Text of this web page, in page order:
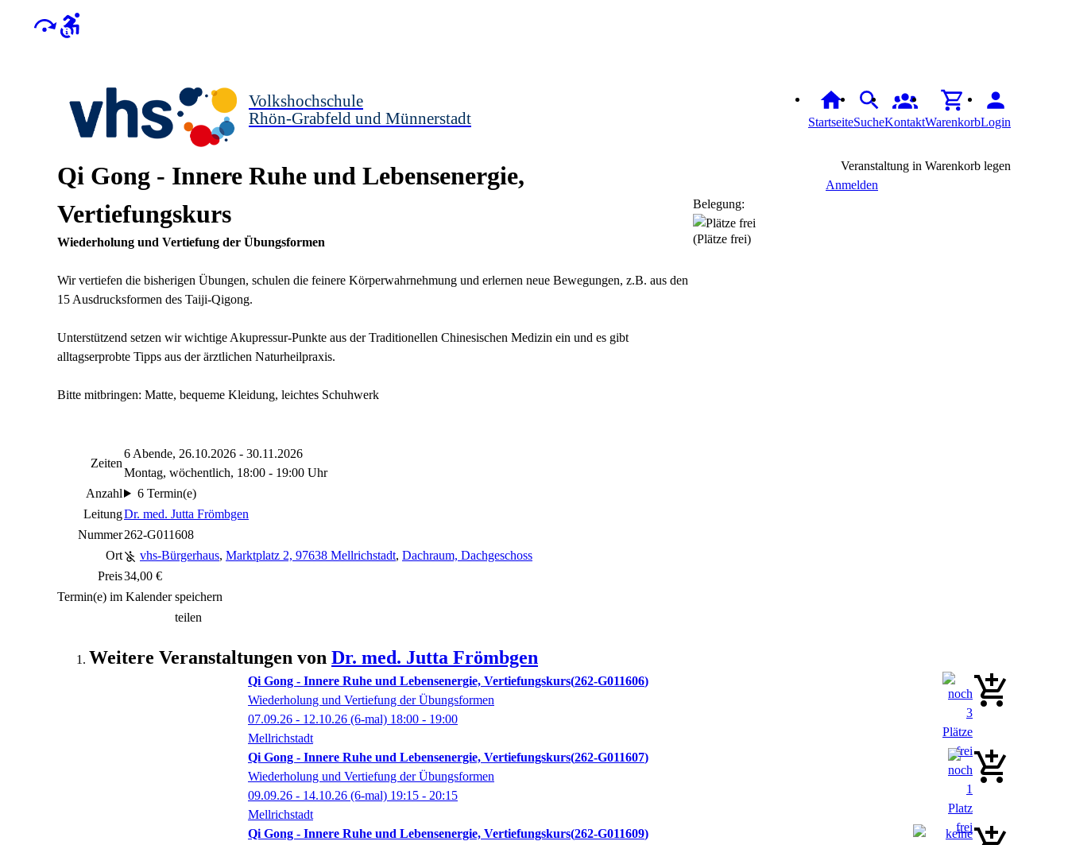
Volkshochschule
Rhön-Grabfeld und Münnerstadt
StartseiteSucheKontaktWarenkorbLogin
Qi Gong - Innere Ruhe und Lebensenergie,
Vertiefungskurs
Wiederholung und Vertiefung der Übungsformen
Wir vertiefen die bisherigen Übungen, schulen die feinere Körperwahrnehmung und erlernen neue Bewegungen, z.B. aus den
15 Ausdrucksformen des Taiji-Qigong.
Unterstützend setzen wir wichtige Akupressur-Punkte aus der Traditionellen Chinesischen Medizin ein und es gibt
alltagserprobte Tipps aus der ärztlichen Naturheilpraxis.
Bitte mitbringen: Matte, bequeme Kleidung, leichtes Schuhwerk
Zeiten
6 Abende, 26.10.2026 - 30.11.2026
Montag, wöchentlich, 18:00 - 19:00 Uhr
Anzahl
6 Termin(e)
LeitungDr. med. Jutta Frömbgen
Nummer262-G011608
Ort
vhs-Bürgerhaus, Marktplatz 2, 97638 Mellrichstadt, Dachraum, Dachgeschoss
Preis34,00 €
Veranstaltung in Warenkorb legen
Anmelden
Belegung:
(Plätze frei)
Termin(e) im Kalender speichern
teilen
Weitere Veranstaltungen von Dr. med. Jutta Frömbgen
Qi Gong - Innere Ruhe und Lebensenergie, Vertiefungskurs 262-G011606
Wiederholung und Vertiefung der Übungsformen
07.09.26 - 12.10.26 (6-mal) 18:00 - 19:00
Mellrichstadt
Qi Gong - Innere Ruhe und Lebensenergie, Vertiefungskurs 262-G011607
Wiederholung und Vertiefung der Übungsformen
09.09.26 - 14.10.26 (6-mal) 19:15 - 20:15
Mellrichstadt
Qi Gong - Innere Ruhe und Lebensenergie, Vertiefungskurs 262-G011609